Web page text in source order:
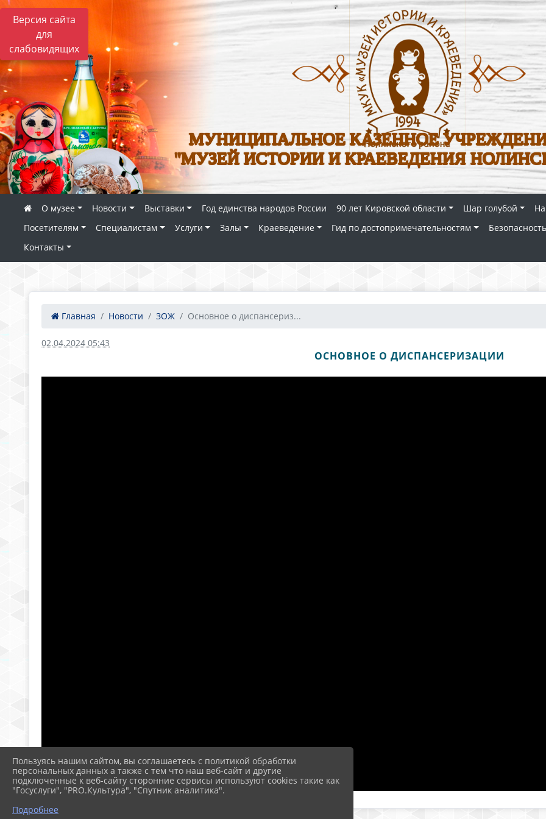
Версия сайта
для
слабовидящих
МУНИЦИПАЛЬНОЕ КАЗЕННОЕ
"МУЗЕЙ ИСТОРИИ И КРАЕВЕДЕНИЯ
О музее Новости Выставки Год единства народов России 90 лет Кировской области Шар голубой
Посетителям
Специалистам Услуги Залы Краеведение Гид по достопримечательностям
Контакты
Главная Новости ЗОЖ Основное о диспансериз...
02.04.2024 05:43
ОСНОВНОЕ О ДИСПАНСЕРИЗАЦИИ
Пользуясь нашим сайтом, вы соглашаетесь с политикой обработки
персональных данных а также с тем что наш веб-сайт и другие
подключенные к веб-сайту сторонние сервисы используют cookies такие как
"Госуслуги", "PRO.Культура", "Спутник аналитика".
Подробнее